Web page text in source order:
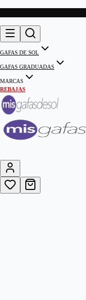
GAFAS DE SOL
GAFAS GRADUADAS
MARCAS
REBAJAS